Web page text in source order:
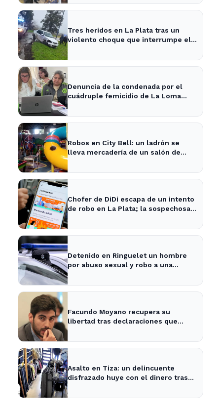
Tres heridos en La Plata tras un
violento choque que interrumpe el
Denuncia de la condenada por el
cuádruple femicidio de La Loma
Robos en City Bell: un ladrón se
lleva mercadería de un salón de
Chofer de DiDi escapa de un intento
de robo en La Plata; la sospechosa
Detenido en Ringuelet un hombre
por abuso sexual y robo a una
Facundo Moyano recupera su
libertad tras declaraciones que
Asalto en Tiza: un delincuente
disfrazado huye con el dinero tras